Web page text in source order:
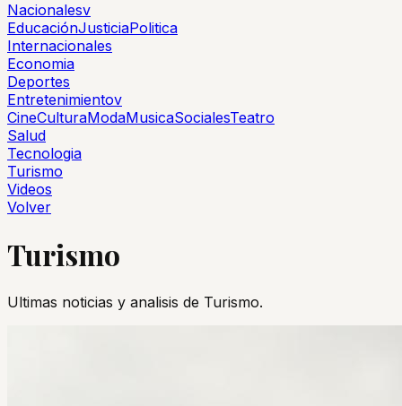
Nacionalesv
EducaciónJusticiaPolitica
Internacionales
Economia
Deportes
Entretenimientov
CineCulturaModaMusicaSocialesTeatro
Salud
Tecnologia
Turismo
Videos
Volver
Turismo
Ultimas noticias y analisis de Turismo.